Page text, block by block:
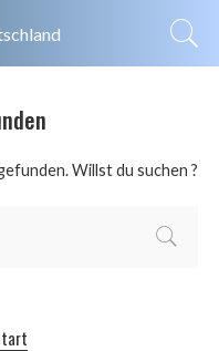
Willst du suchen ?